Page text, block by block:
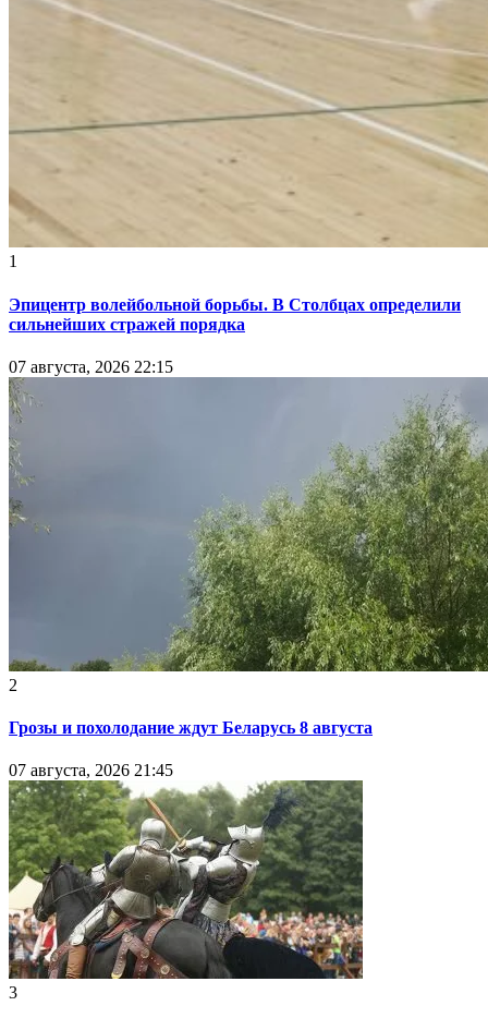
1
Эпицентр волейбольной борьбы. В Столбцах определили
сильнейших стражей порядка
07 августа, 2026 22:15
2
Грозы и похолодание ждут Беларусь 8 августа
07 августа, 2026 21:45
3